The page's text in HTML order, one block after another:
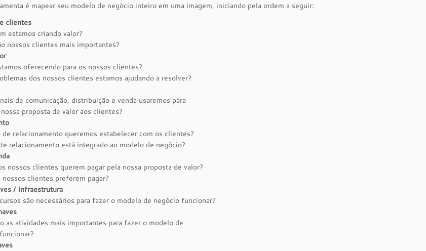
é mapear seu modelo de negócio inteiro em uma imagem, iniciando pela ordem a seguir:
clientes
estamos criando valor?
nossos clientes mais importantes?
oferecendo para os nossos clientes?
dos nossos clientes estamos ajudando a resolver?
de comunicação, distribuição e venda usaremos para
proposta de valor aos clientes?
relacionamento queremos estabelecer com os clientes?
relacionamento está integrado ao modelo de negócio?
nossos clientes querem pagar pela nossa proposta de valor?
nossos clientes preferem pagar?
/ Infraestrutura
são necessários para fazer o modelo de negócio funcionar?
as atividades mais importantes para fazer o modelo de